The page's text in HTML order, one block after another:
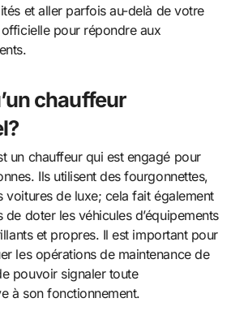
et aller parfois au-delà de votre
pour répondre aux
chauffeur
un chauffeur qui est engagé pour
Ils utilisent des fourgonnettes,
voitures de luxe; cela fait également
de doter les véhicules d’équipements
et propres. Il est important pour
les opérations de maintenance de
pouvoir signaler toute
à son fonctionnement.